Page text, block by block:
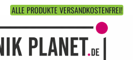
ALLE PRODUKTE VERSANDKOSTENFREI!